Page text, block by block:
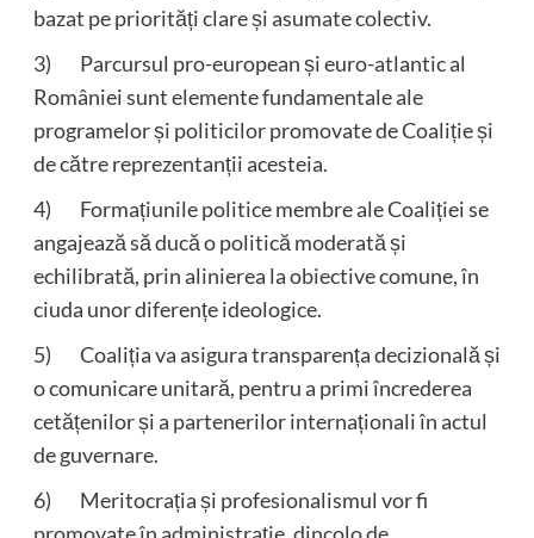
bazat pe priorități clare și asumate colectiv.
3) Parcursul pro-european și euro-atlantic al
României sunt elemente fundamentale ale
programelor și politicilor promovate de Coaliție și
de către reprezentanții acesteia.
4) Formațiunile politice membre ale Coaliției se
angajează să ducă o politică moderată și
echilibrată, prin alinierea la obiective comune, în
ciuda unor diferențe ideologice.
5) Coaliția va asigura transparența decizională și
o comunicare unitară, pentru a primi încrederea
cetățenilor și a partenerilor internaționali în actul
de guvernare.
6) Meritocrația și profesionalismul vor fi